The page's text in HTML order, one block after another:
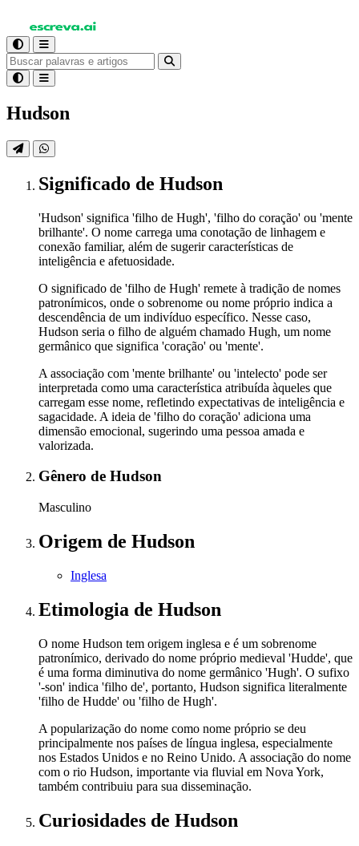
Hudson
Significado de Hudson
'Hudson' significa 'filho de Hugh', 'filho do coração' ou 'mente
brilhante'. O nome carrega uma conotação de linhagem e
conexão familiar, além de sugerir características de
inteligência e afetuosidade.
O significado de 'filho de Hugh' remete à tradição de nomes
patronímicos, onde o sobrenome ou nome próprio indica a
descendência de um indivíduo específico. Nesse caso,
Hudson seria o filho de alguém chamado Hugh, um nome
germânico que significa 'coração' ou 'mente'.
A associação com 'mente brilhante' ou 'intelecto' pode ser
interpretada como uma característica atribuída àqueles que
carregam esse nome, refletindo expectativas de inteligência e
sagacidade. A ideia de 'filho do coração' adiciona uma
dimensão emocional, sugerindo uma pessoa amada e
valorizada.
Gênero de Hudson
Masculino
Origem de Hudson
Inglesa
Etimologia de Hudson
O nome Hudson tem origem inglesa e é um sobrenome
patronímico, derivado do nome próprio medieval 'Hudde', que
é uma forma diminutiva do nome germânico 'Hugh'. O sufixo
'-son' indica 'filho de', portanto, Hudson significa literalmente
'filho de Hudde' ou 'filho de Hugh'.
A popularização do nome como nome próprio se deu
principalmente nos países de língua inglesa, especialmente
nos Estados Unidos e no Reino Unido. A associação do nome
com o rio Hudson, importante via fluvial em Nova York,
também contribuiu para sua disseminação.
Curiosidades de Hudson